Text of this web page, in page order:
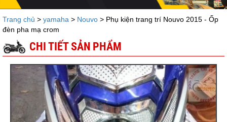
Trang chủ > yamaha > Nouvo > Phụ kiện trang trí Nouvo 2015 - Ốp
đèn pha mạ crom
CHI TIẾT SẢN PHẨM